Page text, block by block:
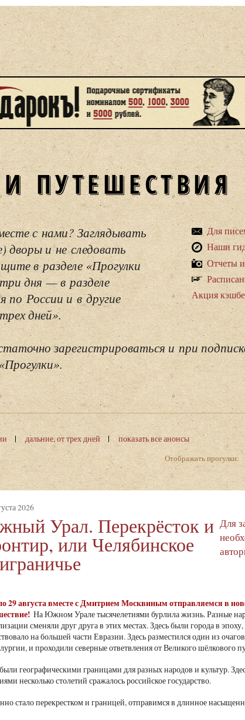
ПУТЕШЕСТВИЯ
Для
Наши
Отчеты
Акция
с нами? Заглядывать
дворы и не следовать
в разделе «Прогулки
дня — в разделе
по России и в другие
дней».
зарегистрироваться и при
дальние, от трех дней
показать все анонсы
Отображать прогулки:
2026
Урал. Перекрёсток и
или Челябинское
Для
29 августа вместе с Дмитрием Москвиным отправляемся в
На Южном Урале тысячелетиями бурлила жизнь. Разные
сменяли друг друга в этих местах. Здесь были города в эпоху,
на большей части Евразии. Здесь разместился один из
и проходили северные ответвления от Великого шёлкового
географическими границами для разных народов и культур.
несколько столетий сражалось российское государство.
стало перекрестком и границей, отправимся в длинное